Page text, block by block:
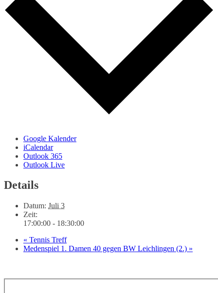
Google Kalender
iCalendar
Outlook 365
Outlook Live
Details
Datum: Juli 3
Zeit:
17:00:00 - 18:30:00
« Tennis Treff
Medenspiel 1. Damen 40 gegen BW Leichlingen (2.) »